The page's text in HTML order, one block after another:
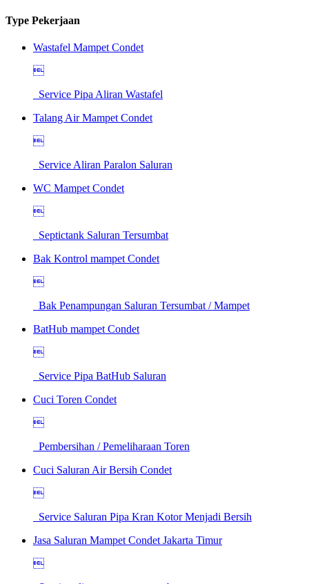
Type Pekerjaan
Wastafel Mampet Condet

Service Pipa Aliran Wastafel
Talang Air Mampet Condet

Service Aliran Paralon Saluran
WC Mampet Condet

Septictank Saluran Tersumbat
Bak Kontrol mampet Condet

Bak Penampungan Saluran Tersumbat / Mampet
BatHub mampet Condet

Service Pipa BatHub Saluran
Cuci Toren Condet

Pembersihan / Pemeliharaan Toren
Cuci Saluran Air Bersih Condet

Service Saluran Pipa Kran Kotor Menjadi Bersih
Jasa Saluran Mampet Condet Jakarta Timur
